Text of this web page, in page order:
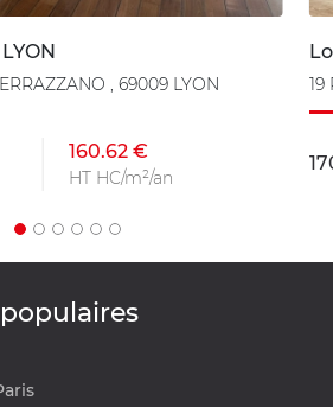
, 69009 LYON
160.62 €
HT HC/m²/an
19